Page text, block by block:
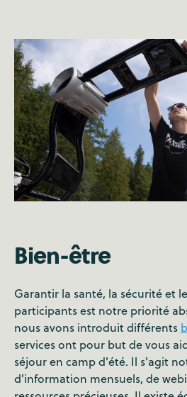
Bien-être
Garantir la santé, la sécurité et
participants est notre priorité
nous avons introduit différents
services ont pour but de vous
séjour en camp d'été. Il s'agit
d'information mensuels, de